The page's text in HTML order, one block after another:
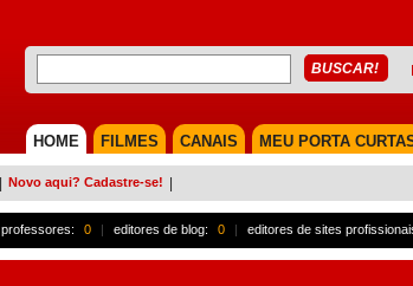
MEU PORTA
CANAIS
FILMES
HOME
Novo aqui? Cadastre-se!
professores: 0 | editores de blog: 0 | editores de sites